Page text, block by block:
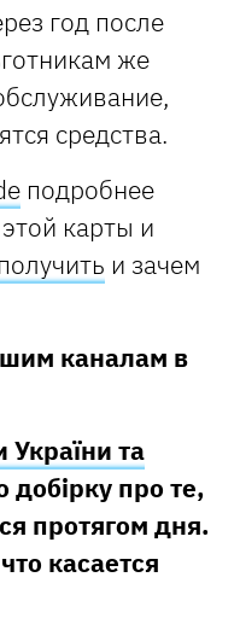
год после
же
средства.
подробнее
карты и
и зачем
каналам в
та
про те,
протягом дня.
касается